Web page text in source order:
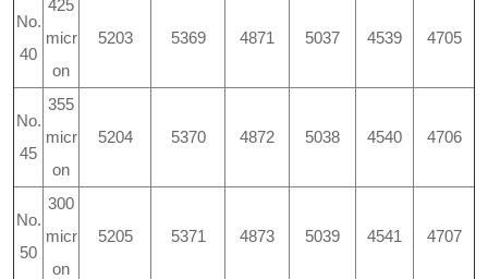
No.
40
425
micr
on
5203 5369 4871 5037 4539 4705
No.
45
355
micr
on
5204 5370 4872 5038 4540 4706
No.
50
300
micr
on
5205 5371 4873 5039 4541 4707